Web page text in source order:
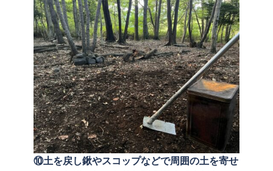
⑩土を戻し鍬やスコップなどで周囲の土を寄せ